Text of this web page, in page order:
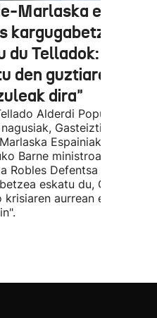
Marlaska eta
kargugabetzea
du Telladok:
den guztiaren
dira"
Alderdi Popularraren
Gasteiztik,
Espainiako
Barne ministroa eta
Robles Defentsa ministroa
eskatu du, Ceutako
krisiaren aurrean ez